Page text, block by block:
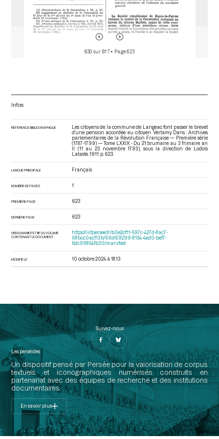
630 sur 817 • Page 623
Infos
RÉFÉRENCE BIBLIOGRAPHIQUE
Les citoyens de la commune de Langeac font passer le brevet
d’une pension accordée au citoyen Vertamy. Dans : Archives
parlementaires de la Révolution Française — Première série
(1787-1799) — Tome LXXIX - Du 21 brumaire au 3 frimaire an
II (11 au 23 novembre 1793) , sous la direction de Lodoïs
Lataste. 1911. p. 623.
LANGUE PRINCIPALE Français
NOMBRE DE PAGES 1
PREMIÈRE PAGE 623
DERNIÈRE PAGE 623
URI DU MANIFEST IIIF DU VOLUME
CONTENANT LE DOCUMENT
https://iiif.persee.fr/b0e2cf11-597c-427d-8ac7-
68bcc0acf13b/66d69299-8154-4ed0-bef7-
5dc99854fb30/manifest
MODIFIÉ LE 10 octobre 2024 à 18:13
Suivez-nous
Les perséides
Un dispositif pensé par Persée pour la valorisation de corpus
textuels et iconographiques numérisés construits en
partenariat avec des équipes de recherche et des institutions
documentaires.
En savoir plus